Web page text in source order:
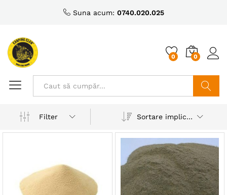
Suna acum: 0740.020.025
0 0
Filter
Sortare implicită